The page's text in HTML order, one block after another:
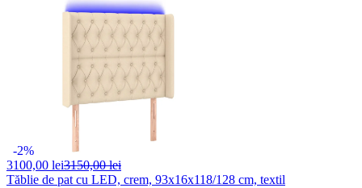
-2%
3100,00 lei3150,00 lei
Tăblie de pat cu LED, crem, 93x16x118/128 cm, textil